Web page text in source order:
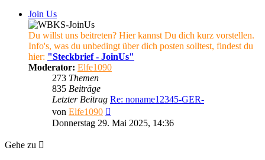
Join Us
Du willst uns beitreten? Hier kannst Du dich kurz vorstellen.
Info's, was du unbedingt über dich posten solltest, findest du
hier: "Steckbrief - JoinUs"
Moderator: Elfe1090
273 Themen
835 Beiträge
Letzter Beitrag Re: noname12345-GER-
von Elfe1090
Beitrag
Donnerstag 29. Mai 2025, 14:36
Gehe zu